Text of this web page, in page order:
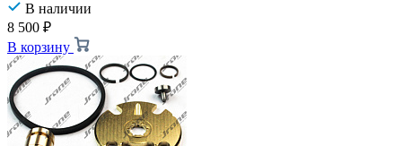
В наличии
8 500 ₽
В корзину